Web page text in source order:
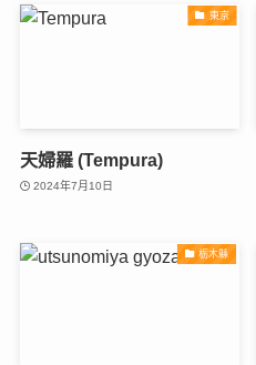
東京
天婦羅 (Tempura)
2024年7月10日
栃木縣